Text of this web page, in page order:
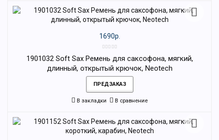
1690р.
1901032 Soft Sax Ремень для саксофона, мягкий,
длинный, открытый крючок, Neotech
ПРЕДЗАКАЗ
В закладки В сравнение